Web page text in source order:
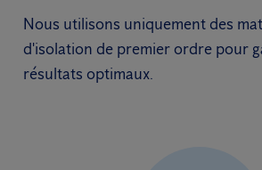
Nous utilisons uniquement des
d'isolation de premier ordre pour
résultats optimaux.